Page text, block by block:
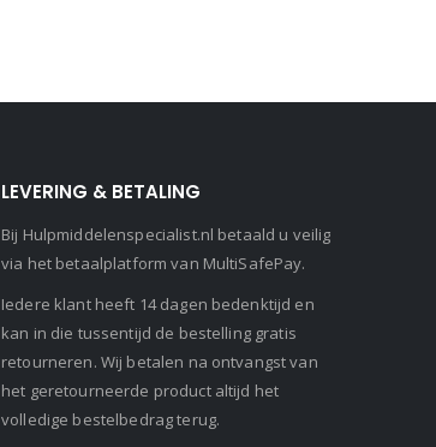
LEVERING & BETALING
Bij Hulpmiddelenspecialist.nl betaald u veilig
via het betaalplatform van MultiSafePay.
Iedere klant heeft 14 dagen bedenktijd en
kan in die tussentijd de bestelling gratis
retourneren. Wij betalen na ontvangst van
het geretourneerde product altijd het
volledige bestelbedrag terug.